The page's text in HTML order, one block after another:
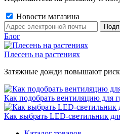
Новости магазина
Блог
Плесень на растениях
Затяжные дожди повышают риск
Как подобрать вентиляцию для
Как выбрать LED-светильник